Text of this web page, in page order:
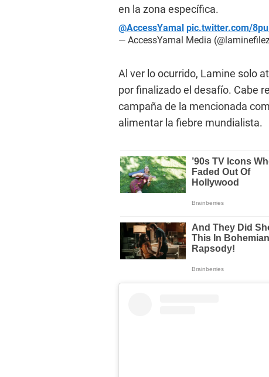
en la zona específica.
@AccessYamal pic.twitter.com/
— AccessYamal Media
Al ver lo ocurrido, Lamine solo
por finalizado el desafío. Cabe
campaña de la mencionada
alimentar la fiebre mundialista.